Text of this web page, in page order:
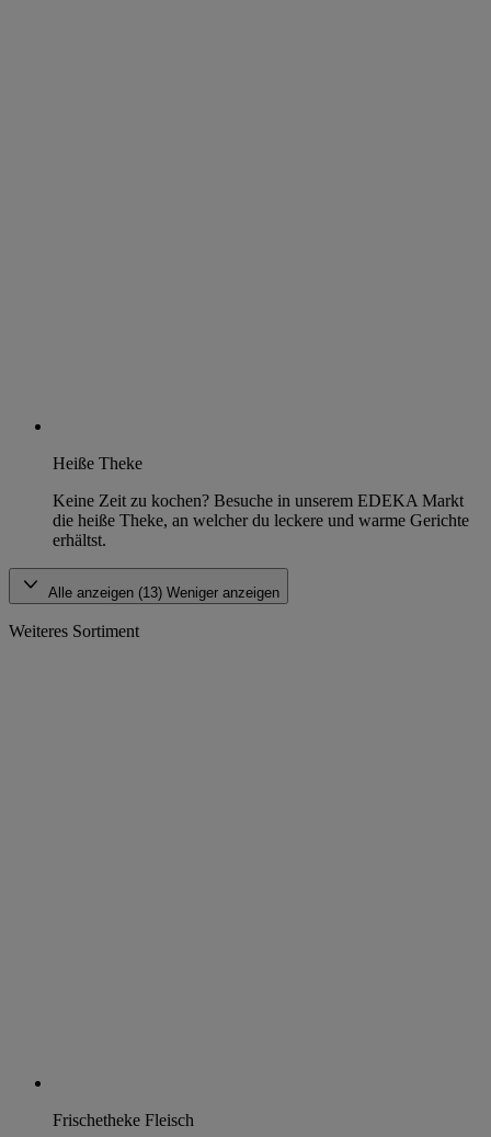
Heiße Theke
Keine Zeit zu kochen? Besuche in unserem EDEKA Markt
die heiße Theke, an welcher du leckere und warme Gerichte
erhältst.
Alle anzeigen (13) Weniger anzeigen
Weiteres Sortiment
Frischetheke Fleisch